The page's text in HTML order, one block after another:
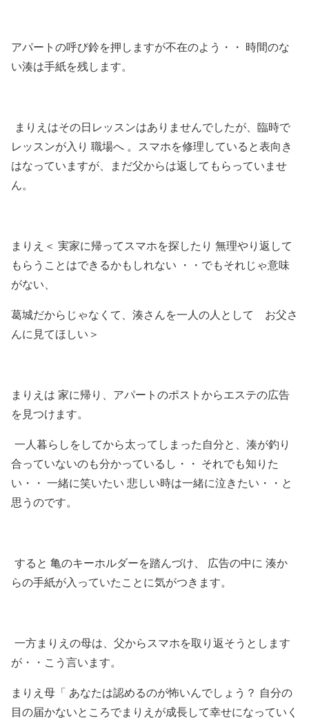
アパートの呼び鈴を押しますが不在のよう・・ 時間のな
い湊は手紙を残します。
まりえはその日レッスンはありませんでしたが、臨時で
レッスンが入り 職場へ 。スマホを修理していると表向き
はなっていますが、まだ父からは返してもらっていませ
ん。
まりえ＜ 実家に帰ってスマホを探したり 無理やり返して
もらうことはできるかもしれない ・・でもそれじゃ意味
がない、
葛城だからじゃなくて、湊さんを一人の人として お父さ
んに見てほしい＞
まりえは 家に帰り、アパートのポストからエステの広告
を見つけます。
一人暮らしをしてから太ってしまった自分と、湊が釣り
合っていないのも分かっているし・・ それでも知りた
い・・ 一緒に笑いたい 悲しい時は一緒に泣きたい・・と
思うのです。
すると 亀のキーホルダーを踏んづけ、 広告の中に 湊か
らの手紙が入っていたことに気がつきます。
一方まりえの母は、父からスマホを取り返そうとします
が・・こう言います。
まりえ母「 あなたは認めるのが怖いんでしょう？ 自分の
目の届かないところでまりえが成長して幸せになっていく